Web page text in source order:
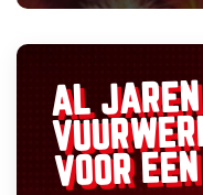
AL
VOOR